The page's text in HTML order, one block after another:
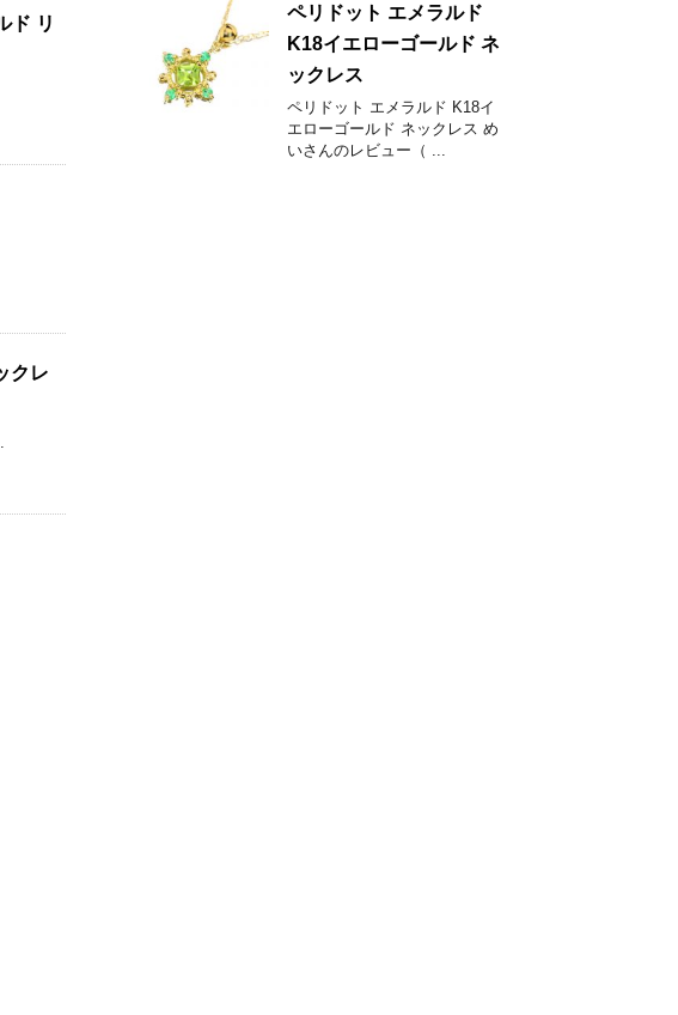
ド リ
クレ
ペリドット エメラルド
K18イエローゴールド ネ
ックレス
ペリドット エメラルド K18イ
エローゴールド ネックレス め
いさんのレビュー（ ...